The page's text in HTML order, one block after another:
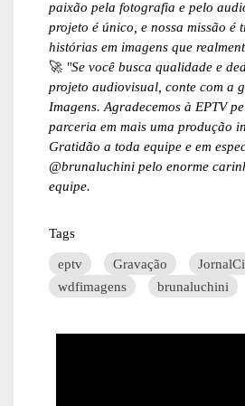
paixão pela fotografia e pelo
projeto é único, e nossa missão é
histórias em imagens que
🚀 "Se você busca qualidade e
projeto audiovisual, conte com a
Imagens. Agradecemos à EPTV
parceria em mais uma produção
Gratidão a toda equipe e em
@brunaluchini pelo enorme
equipe.
Tags
eptv
Gravação
wdfimagens
brunaluchini